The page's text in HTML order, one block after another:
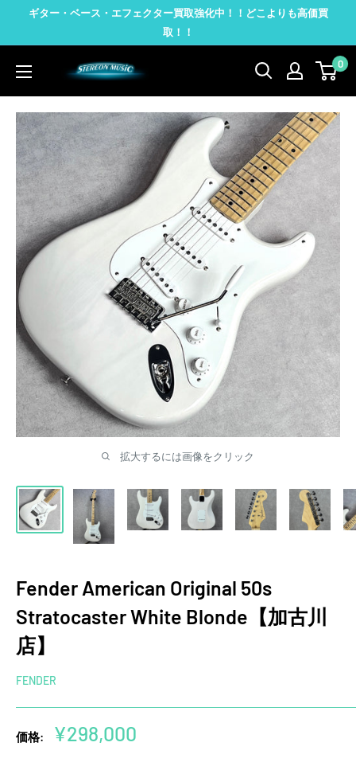
ツ
ギター・ベース・エフェクター買取強化中！！どこよりも高価買
取！！
STEREON
MUSIC
0
拡大するには画像をクリック
Fender American Original 50s
Stratocaster White Blonde【加古川
店】
FENDER
価格:
販
¥298,000